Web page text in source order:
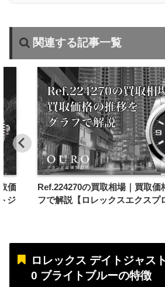
関連する記事一覧
価
ジ
Ref.224270の買取相場｜買取価
フで解説【ロレックスエクスプ
ロレックス デイトジャス
0 ブライトブルーの特徴